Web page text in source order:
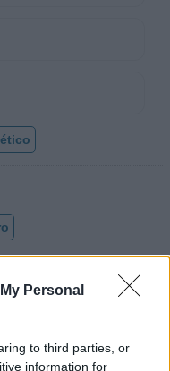
Personal
to third parties, or
information for
de Pasión y